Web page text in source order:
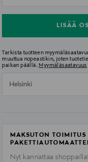
LISÄÄ
Tarkista tuotteen
muuttua nopeastikin, joten
paikan päällä. Myymäläsaatavuus
Helsinki
MAKSUTON TOIMITUS
Nyt kannattaa